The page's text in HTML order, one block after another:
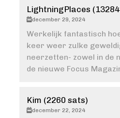
LightningPlaces
december 29, 2024
Werkelijk fantastisch
keer weer zulke
neerzetten- zowel in de
de nieuwe Focus
Kim (2260 sats)
december 22, 2024